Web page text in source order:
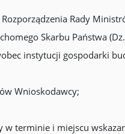
Rady
Skarbu Państwa
instytucji gospodarki
Wnioskodawcy;
w terminie i miejscu